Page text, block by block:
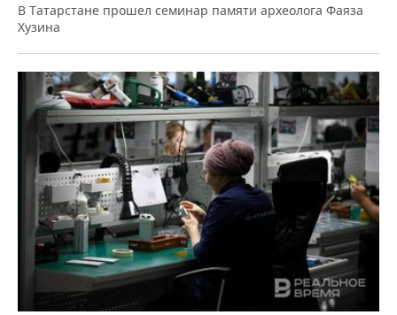
В Татарстане прошел семинар памяти археолога Фаяза
Хузина